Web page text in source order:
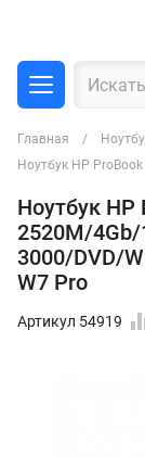
Главная
Ноутбук HP
2520M/4Gb/
3000/DVD/
W7 Pro
Артикул 54919